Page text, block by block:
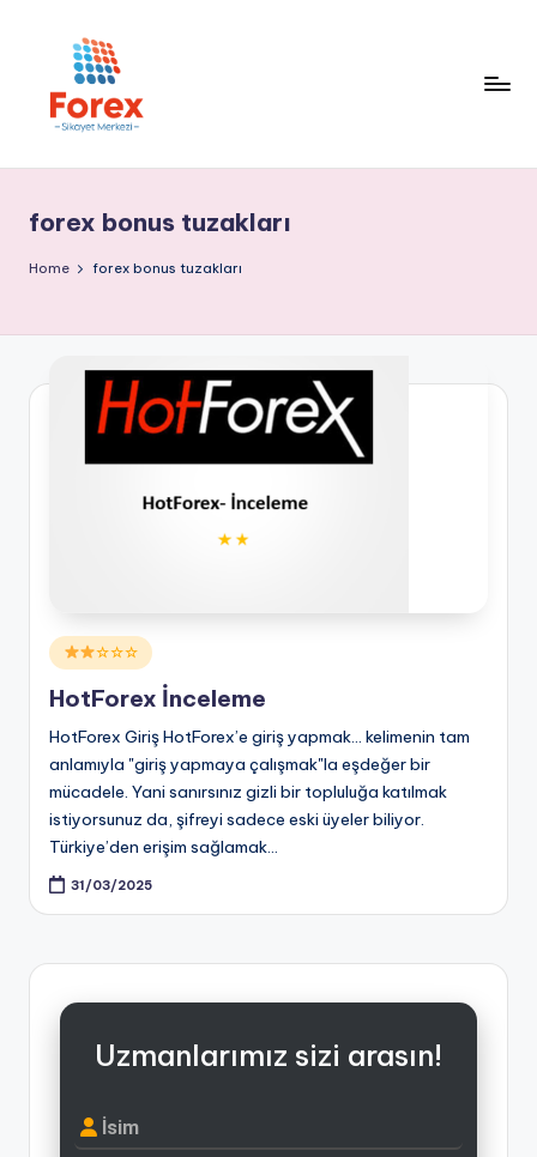
forex bonus tuzakları
Home forex bonus tuzakları
Posted
in
☆☆☆
HotForex İnceleme
HotForex Giriş HotForex’e giriş yapmak... kelimenin tam
anlamıyla "giriş yapmaya çalışmak"la eşdeğer bir
mücadele. Yani sanırsınız gizli bir topluluğa katılmak
istiyorsunuz da, şifreyi sadece eski üyeler biliyor.
Türkiye’den erişim sağlamak…
31/03/2025
Uzmanlarımız sizi arasın!
İsim